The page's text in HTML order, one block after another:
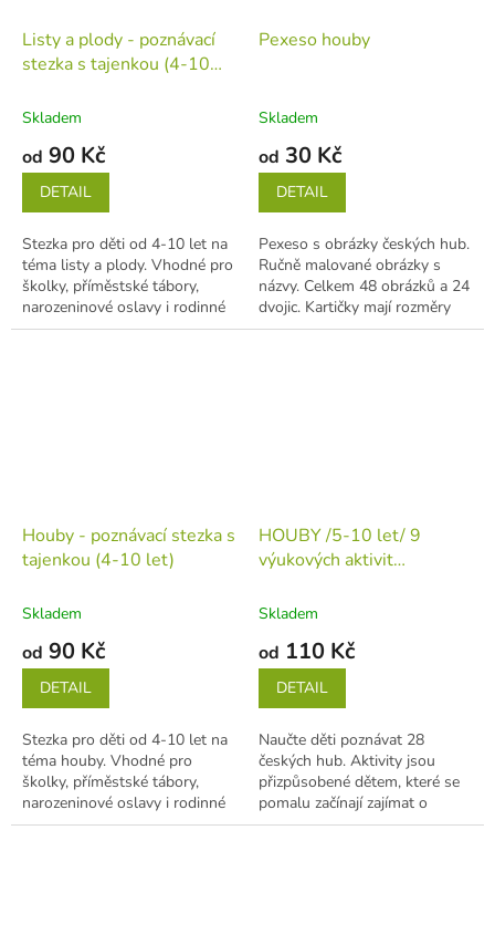
Listy a plody - poznávací
stezka s tajenkou (4-10
Skladem
od 90 Kč
DETAIL
Stezka pro děti od 4-10 let na
téma listy a plody. Vhodné pro
školky, příměstské tábory,
narozeninové oslavy i rodinné
výlety. Stezka má...
Pexeso houby
Skladem
od 30 Kč
DETAIL
Pexeso s obrázky českých hub.
Ručně malované obrázky s
názvy. Celkem 48 obrázků a 24
dvojic. Kartičky mají rozměry
6,5 x 6,5 cm. ...
Houby - poznávací stezka s
tajenkou (4-10 let)
Skladem
od 90 Kč
DETAIL
Stezka pro děti od 4-10 let na
téma houby. Vhodné pro
školky, příměstské tábory,
narozeninové oslavy i rodinné
výlety. Stezka má 10...
HOUBY /5-10 let/ 9
výukových aktivit
listech)
Skladem
od 110 Kč
DETAIL
Naučte děti poznávat 28
českých hub. Aktivity jsou
přizpůsobené dětem, které se
pomalu začínají zajímat o
písmena a čísla a také se rádi